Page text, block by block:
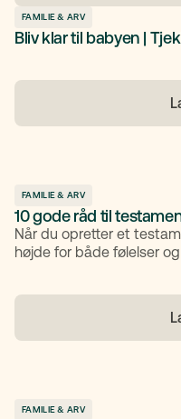
FAMILIE & ARV
Bliv klar til babyen |
FAMILIE & ARV
10 gode råd til
Når du opretter et
højde for både følelser
du at sikre arven
Med den rette
FAMILIE & ARV